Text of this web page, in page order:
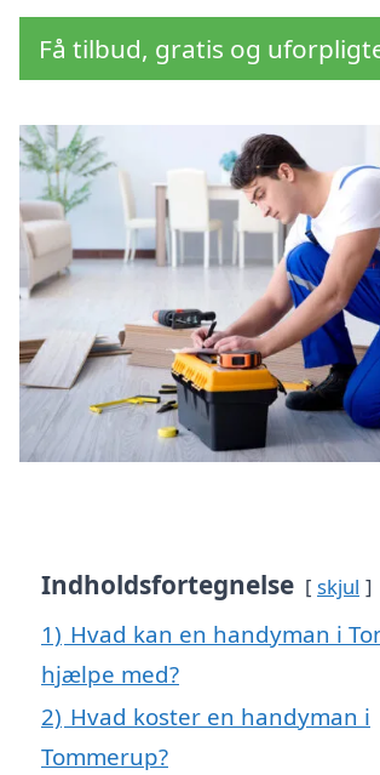
Få tilbud, gratis og
Indholdsfortegnelse skjul
1) Hvad kan en handyman i
hjælpe med?
2) Hvad koster en handyman i
Tommerup?